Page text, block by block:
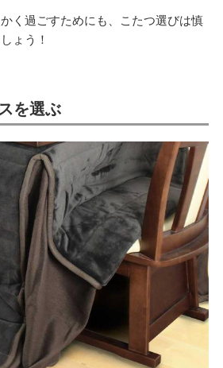
く過ごすためにも、こたつ選びは慎
ょう！
を選ぶ